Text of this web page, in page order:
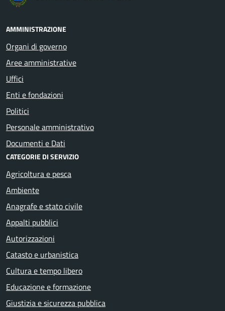
AMMINISTRAZIONE
Organi di governo
Aree amministrative
Uffici
Enti e fondazioni
Politici
Personale amministrativo
Documenti e Dati
CATEGORIE DI SERVIZIO
Agricoltura e pesca
Ambiente
Anagrafe e stato civile
Appalti pubblici
Autorizzazioni
Catasto e urbanistica
Cultura e tempo libero
Educazione e formazione
Giustizia e sicurezza pubblica